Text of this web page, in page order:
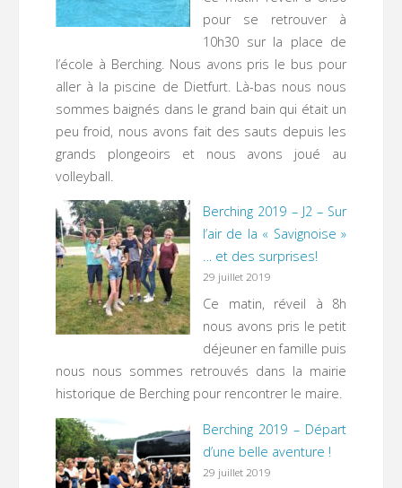
pour se retrouver à
10h30 sur la place de
l’école à Berching. Nous avons pris le bus pour
aller à la piscine de Dietfurt. Là-bas nous nous
sommes baignés dans le grand bain qui était un
peu froid, nous avons fait des sauts depuis les
grands plongeoirs et nous avons joué au
volleyball.
Berching 2019 – J2 – Sur
l’air de la « Savignoise »
… et des surprises!
29 juillet 2019
Ce matin, réveil à 8h
nous avons pris le petit
déjeuner en famille puis
nous nous sommes retrouvés dans la mairie
historique de Berching pour rencontrer le maire.
Berching 2019 – Départ
d’une belle aventure !
29 juillet 2019